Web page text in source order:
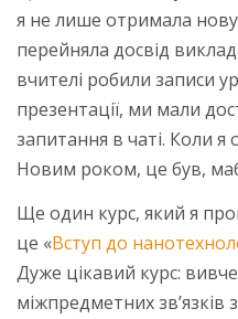
я не лише отримала
перейняла досвід
вчителі робили записи
презентації, ми мали
запитання в чаті. Коли
Новим роком, це був,
Ще один курс, який я
це «Вступ до
Дуже цікавий курс:
міжпредметних зв’язків